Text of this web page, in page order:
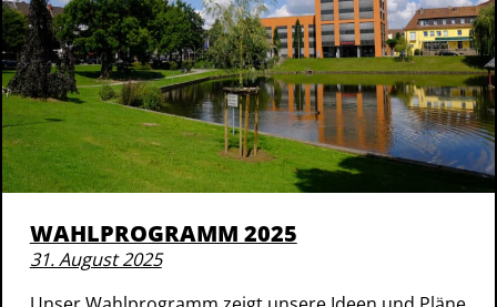
WAHLPROGRAMM 2025
31. August 2025